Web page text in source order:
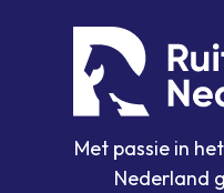
Met passie in
Nederland